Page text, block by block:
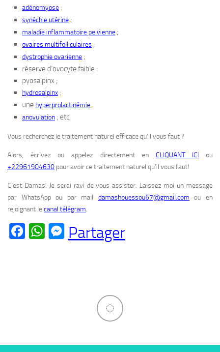
adénomyose ;
synéchie utérine ;
maladie inflammatoire pelvienne ;
ovaires multifolliculaires ;
dystrophie ovarienne ;
réserve d’ovocyte faible ;
pyosalpinx ;
hydrosalpinx ;
une hyperprolactinémie,
anovulation ; etc.
Vous recherchez le traitement naturel efficace qu’il vous faut ?
Alors, écrivez ou appelez directement en CLIQUANT ICI ou
+22961904630 pour avoir ce traitement naturel qu’il vous faut!
C’est Damas! Je serai ravi de vous assister. Laissez moi un message
par WhatsApp ou par mail damashouessou67@gmail.com ou en
rejoignant lecanal télégram.
Facebook
WhatsApp
Messenger
Partager